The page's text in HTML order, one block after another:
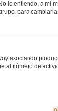
lo entiendo, a mí
para
asociando
al número de